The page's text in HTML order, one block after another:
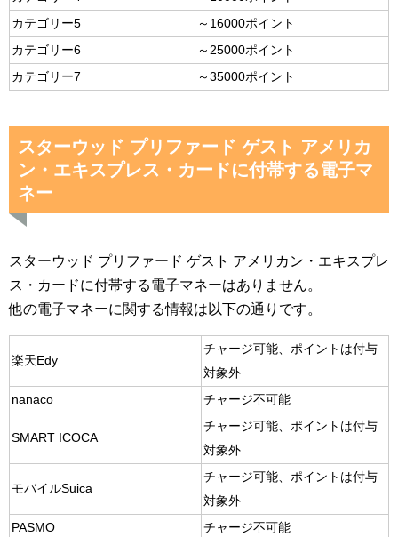
カテゴリー5
～16000ポイント
カテゴリー6
～25000ポイント
カテゴリー7
～35000ポイント
スターウッド プリファード ゲスト アメリカ
ン・エキスプレス・カードに付帯する電子マ
ネー
スターウッド プリファード ゲスト アメリカン・エキスプレ
ス・カードに付帯する電子マネーはありません。
他の電子マネーに関する情報は以下の通りです。
楽天Edy
チャージ可能、ポイントは付与
対象外
nanaco
チャージ不可能
SMART ICOCA
チャージ可能、ポイントは付与
対象外
モバイルSuica
チャージ可能、ポイントは付与
対象外
PASMO
チャージ不可能